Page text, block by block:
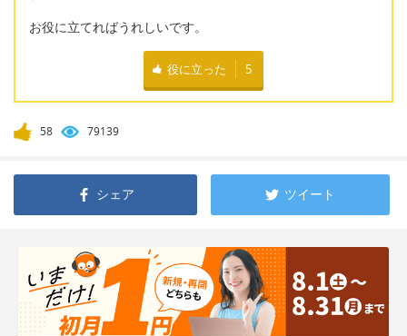
お役に立てればうれしいです。
役に立った 5
58 79139
シェア ツイート